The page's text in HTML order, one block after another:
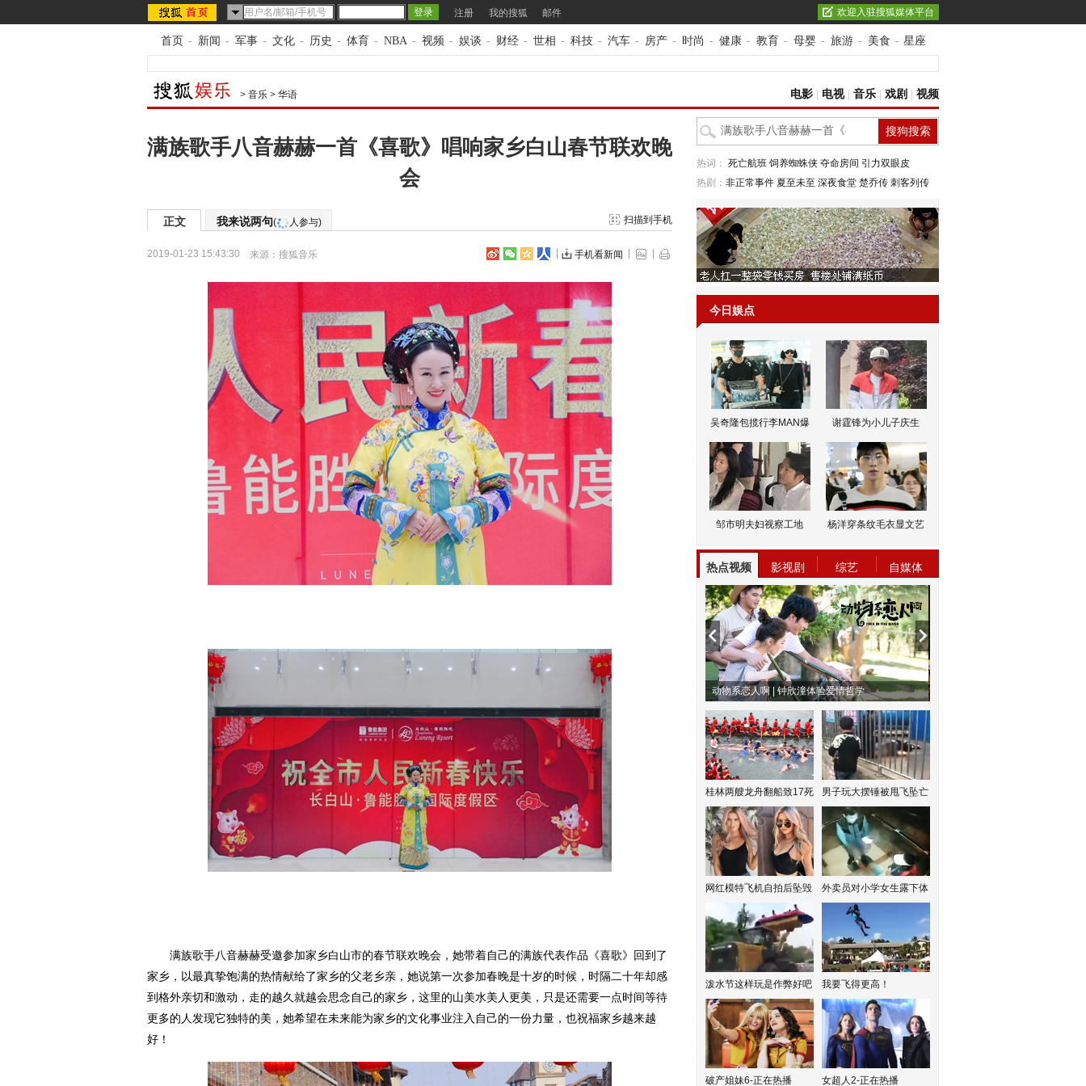
注册 我的搜狐 邮件 欢迎入驻搜狐媒体平台
首页 - 新闻 - 军事 - 文化 - 历史 - 体育 - NBA - 视频 - 娱谈 - 财经 - 世相 - 科技 - 汽车 - 房产 - 时尚 - 健康 - 教育 - 母婴 - 旅游 - 美食 - 星座
> 音乐 > 华语 电影 电视| 音乐 戏剧 视频
满族歌手八音赫赫一首《喜歌》唱响家乡白山春节联欢晚
会
正文 我来说两句( 人参与) 扫描到手机
2019-01-23 15:43:30 来源： 搜狐音乐 手机看新闻
满族歌手八音赫赫受邀参加家乡白山市的春节联欢晚会，她带着自己的满族代表作品《喜歌》回到了
家乡，以最真挚饱满的热情献给了家乡的父老乡亲，她说第一次参加春晚是十岁的时候，时隔二十年却感
到格外亲切和激动，走的越久就越会思念自己的家乡，这里的山美水美人更美，只是还需要一点时间等待
更多的人发现它独特的美，她希望在未来能为家乡的文化事业注入自己的一份力量，也祝福家乡越来越
好！
热词： 死亡航班 饲养蜘蛛侠 夺命房间 引力双眼皮
热剧： 非正常事件 夏至未至 深夜食堂 楚乔传 刺客列传
今日娱点
吴奇隆包揽行李MAN爆 谢霆锋为小儿子庆生
邹市明夫妇视察工地 杨洋穿条纹毛衣显文艺
热点视频 影视剧 综艺 自媒体
动物系恋人啊 | 钟欣潼体验爱情哲学
桂林两艘龙舟翻船致17死 男子玩大摆锤被甩飞坠亡
网红模特飞机自拍后坠毁 外卖员对小学女生露下体
泼水节这样玩是作弊好吧 我要飞得更高！
破产姐妹6-正在热播 女超人2-正在热播